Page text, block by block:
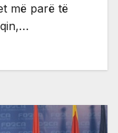
më parë të